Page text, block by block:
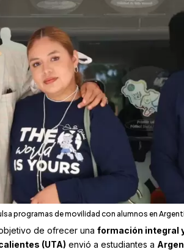
programas de movilidad con alumnos en
de ofrecer una formación integral
(UTA) envió a estudiantes a